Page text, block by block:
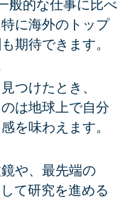
般的な仕事に比べ
に海外のトップ
期待できます。
つけたとき、
は地球上で自分
を味わえます。
や、最先端の
て研究を進める